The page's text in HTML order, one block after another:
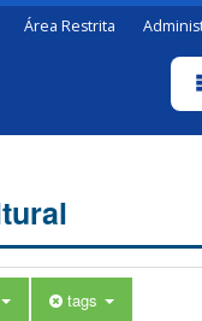
Área Restrita
tags